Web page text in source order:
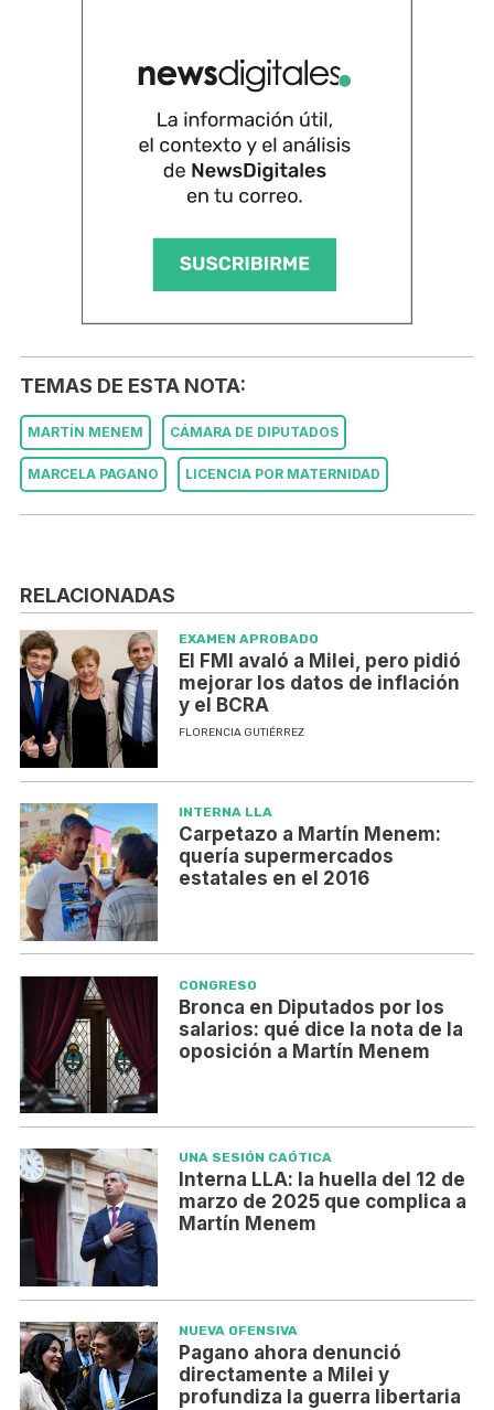
TEMAS DE ESTA NOTA:
MARTÍN MENEM CÁMARA DE DIPUTADOS
MARCELA PAGANO LICENCIA POR MATERNIDAD
RELACIONADAS
EXAMEN APROBADO
El FMI avaló a Milei, pero pidió
mejorar los datos de inflación
y el BCRA
FLORENCIA GUTIÉRREZ
INTERNA LLA
Carpetazo a Martín Menem:
quería supermercados
estatales en el 2016
CONGRESO
Bronca en Diputados por los
salarios: qué dice la nota de la
oposición a Martín Menem
UNA SESIÓN CAÓTICA
Interna LLA: la huella del 12 de
marzo de 2025 que complica a
Martín Menem
NUEVA OFENSIVA
Pagano ahora denunció
directamente a Milei y
profundiza la guerra libertaria